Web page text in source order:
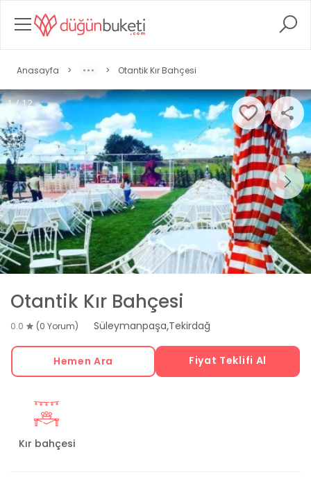
Anasayfa > > Otantik Kır Bahçesi
1 / 12
Otantik Kır Bahçesi
0.0 (0 Yorum) Süleymanpaşa,Tekirdağ
Hemen Ara Fiyat Teklifi Al
Kır bahçesi